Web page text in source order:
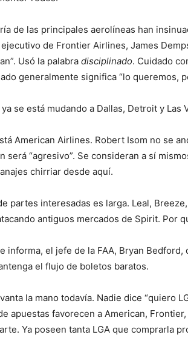
de las principales aerolíneas han
de Frontier Airlines, James
Usó la palabra disciplinado. Cuidado
generalmente significa “lo queremos,
se está mudando a Dallas, Detroit y Las
American Airlines. Robert Isom no se
será “agresivo”. Se consideran a sí
chirriar desde aquí.
partes interesadas es larga. Leal,
antiguos mercados de Spirit. Por
informa, el jefe de la FAA, Bryan
el flujo de boletos baratos.
la mano todavía. Nadie dice “quiero
apuestas favorecen a American,
Ya poseen tanta LGA que comprarla